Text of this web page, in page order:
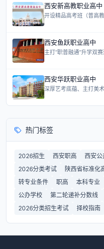
西安新高教职业高中
开设精品高考班（普高
西安鱼跃职业高中
主打“职普融通”升学双
西安华跃职业高中
深厚艺考底蕴、主打美
热门标签
2026招生 西安职高 西安公
2026分类考试
陕西省标准化
转专业条件
职高 本科专业
公办学校
第二轮递补分数线
2026分类招生考试
择校指南